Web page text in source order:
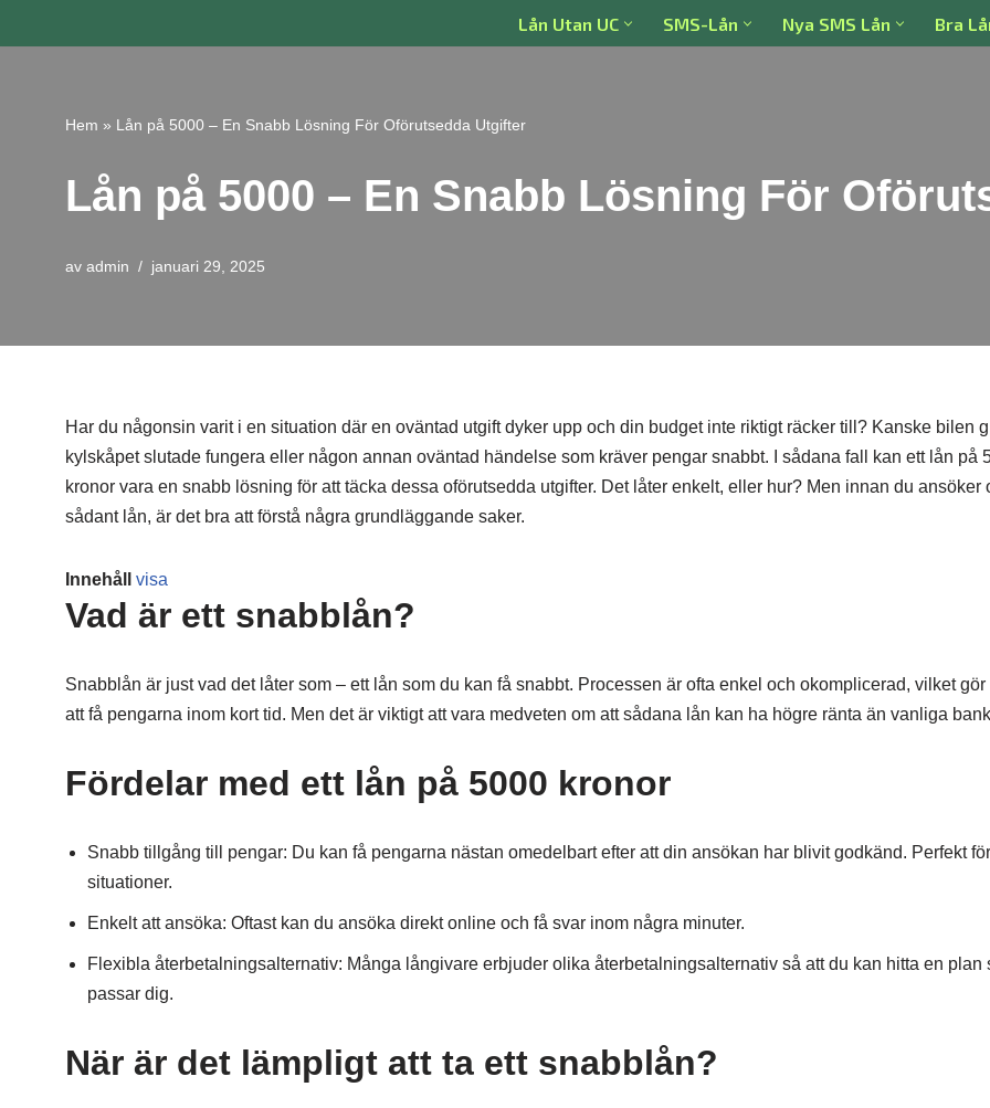
innehåll
Lån Utan UC SMS-Lån Nya SMS Lån Bra
Hem » Lån på 5000 – En Snabb Lösning För Oförutsedda Utgifter
Lån på 5000 – En Snabb Lösning För
av admin januari 29, 2025
Har du någonsin varit i en situation där en oväntad utgift dyker upp och din budget inte riktigt räcker till? Kanske bilen
kylskåpet slutade fungera eller någon annan oväntad händelse som kräver pengar snabbt. I sådana fall kan ett lån på
kronor vara en snabb lösning för att täcka dessa oförutsedda utgifter. Det låter enkelt, eller hur? Men innan du ansöker
sådant lån, är det bra att förstå några grundläggande saker.
Innehåll visa
Vad är ett snabblån?
Snabblån är just vad det låter som – ett lån som du kan få snabbt. Processen är ofta enkel och okomplicerad, vilket
att få pengarna inom kort tid. Men det är viktigt att vara medveten om att sådana lån kan ha högre ränta än vanliga
Fördelar med ett lån på 5000 kronor
Snabb tillgång till pengar: Du kan få pengarna nästan omedelbart efter att din ansökan har blivit godkänd. Perfekt
situationer.
Enkelt att ansöka: Oftast kan du ansöka direkt online och få svar inom några minuter.
Flexibla återbetalningsalternativ: Många långivare erbjuder olika återbetalningsalternativ så att du kan hitta en plan
passar dig.
När är det lämpligt att ta ett snabblån?